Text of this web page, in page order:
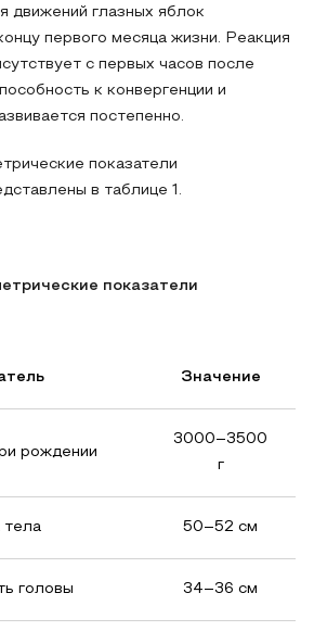
движений глазных яблок
первого месяца жизни. Реакция
с первых часов после
к конвергенции и
постепенно.
показатели
в таблице 1.
показатели
Значение
рождении
3000–3500
г
тела 50–52 см
головы 34–36 см